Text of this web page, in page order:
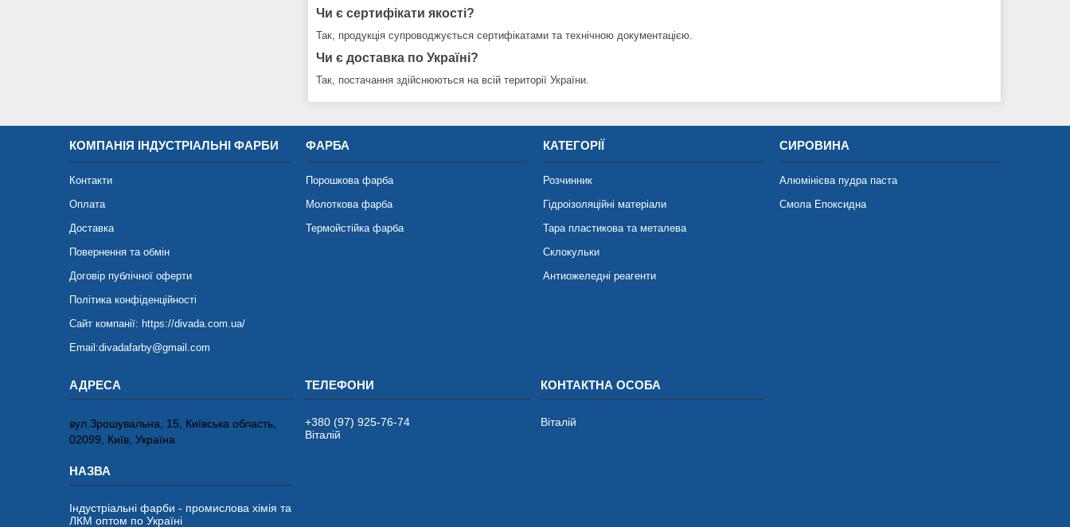
Чи є сертифікати якості?
Так, продукція супроводжується сертифікатами та технічною документацією.
Чи є доставка по Україні?
Так, постачання здійснюються на всій території України.
КОМПАНІЯ ІНДУСТРІАЛЬНІ ФАРБИ
Контакти
Оплата
Доставка
Повернення та обмін
Договір публічної оферти
Політика конфіденційності
Сайт компанії: https://divada.com.ua/
Email:divadafarby@gmail.com
ФАРБА
Порошкова фарба
Молоткова фарба
Термойстійка фарба
КАТЕГОРІЇ
Розчинник
Гідроізоляційні матеріали
Тара пластикова та металева
Склокульки
Антиожеледні реагенти
СИРОВИНА
Алюмінієва пудра паста
Смола Епоксидна
вул.Зрошувальна, 15, Київська область,
02099, Київ, Україна
Індустріальні фарби - промислова хімія та
ЛКМ оптом по Україні
+380 (97) 925-76-74
Віталій
Віталій